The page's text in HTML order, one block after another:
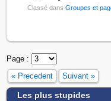
Classé dansGroupes et
Page :
« Precedent
Suivant »
Les plus stupides